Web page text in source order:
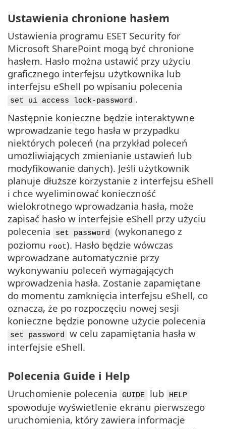
Ustawienia chronione hasłem
Ustawienia programu ESET Security for
Microsoft SharePoint mogą być chronione
hasłem. Hasło można ustawić przy użyciu
graficznego interfejsu użytkownika lub
interfejsu eShell po wpisaniu polecenia
set ui access lock-password .
Następnie konieczne będzie interaktywne
wprowadzanie tego hasła w przypadku
niektórych poleceń (na przykład poleceń
umożliwiających zmienianie ustawień lub
modyfikowanie danych). Jeśli użytkownik
planuje dłuższe korzystanie z interfejsu eShell
i chce wyeliminować konieczność
wielokrotnego wprowadzania hasła, może
zapisać hasło w interfejsie eShell przy użyciu
polecenia
set password
(wykonanego z
poziomu root). Hasło będzie wówczas
wprowadzane automatycznie przy
wykonywaniu poleceń wymagających
wprowadzenia hasła. Zostanie zapamiętane
do momentu zamknięcia interfejsu eShell, co
oznacza, że po rozpoczęciu nowej sesji
konieczne będzie ponowne użycie polecenia
set password
w celu zapamiętania hasła w
interfejsie eShell.
Polecenia Guide i Help
Uruchomienie polecenia GUIDE lub HELP
spowoduje wyświetlenie ekranu pierwszego
uruchomienia, który zawiera informacje